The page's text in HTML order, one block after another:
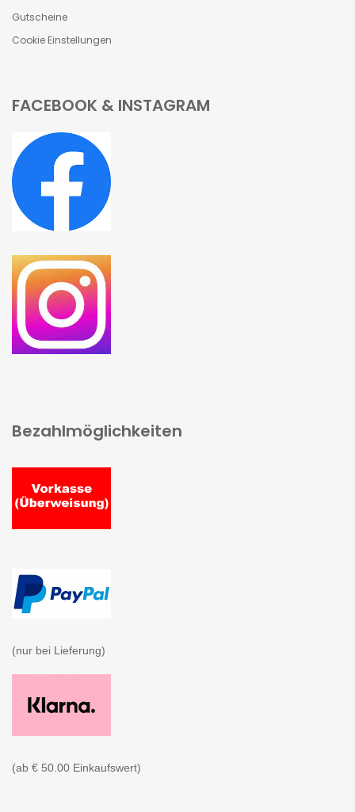
Gutscheine
Cookie Einstellungen
FACEBOOK & INSTAGRAM
Bezahlmöglichkeiten
(nur bei Lieferung)
(ab € 50.00 Einkaufswert)